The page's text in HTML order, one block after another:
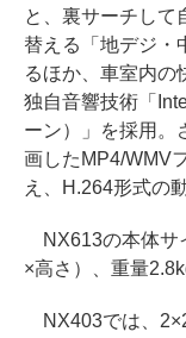
と、裏サーチして
替える「地デジ・
るほか、車室内の
独自音響技術「
ーン）」を採用。
画したMP4/WMV
え、H.264形式の
NX613の本体サ
×高さ）、重量
NX403では、